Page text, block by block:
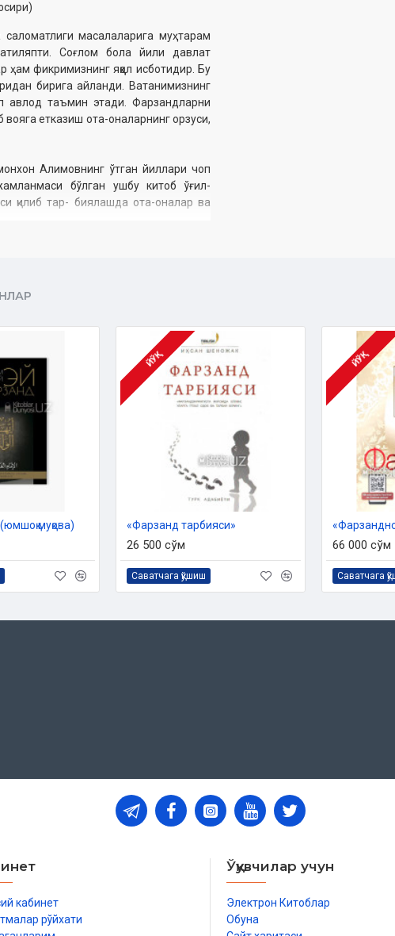
масалаларига муҳтарам
Соғлом бола йили давлат
фикримизнинг яққол исботидир. Бу
бирига айланди. Ватанимизнинг
авлод таъмин этади. Фарзандларни
вояга етказиш ота-оналарнинг орзуси,
Алимовнинг ўтган йиллари чоп
бўлган ушбу китоб ўғил-
қилиб тар- биялашда ота-оналар ва
Дин ишлари бўйича қўмитанинг
ила чоп этилган.
муқова)
ЙЎҚ
«Фарзанд тарбияси»
26 500 сўм
Саватчага қўшиш
ЙЎҚ
66 000 сўм
Саватчага
кабинет
рўйхати
Ўқувчилар учун
Электрон Китоблар
Обуна